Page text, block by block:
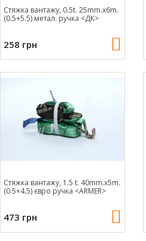
Стяжка вантажу, 0.5t. 25mm.x6m.
(0.5+5.5) метал. ручка <ДК>
258 грн
Стяжка вантажу, 1.5 t. 40mm.x5m.
(0.5+4.5) євро ручка <ARMER>
473 грн